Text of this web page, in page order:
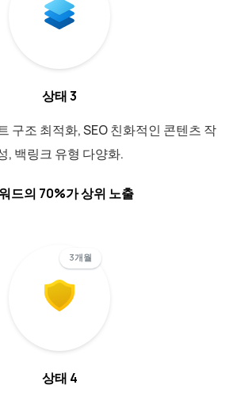
상태 3
구조 최적화, SEO 친화적인 콘텐츠 작
, 백링크 유형 다양화.
드의 70%가 상위 노출
상태 4
3개월